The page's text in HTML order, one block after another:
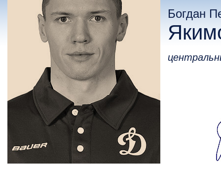
Богдан